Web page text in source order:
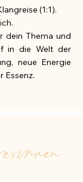
(1:1).
dein Thema und
in die Welt der
neue Energie
Essenz.